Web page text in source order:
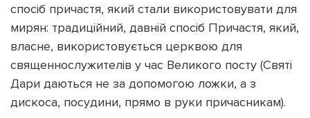
спосіб причастя, який стали використовувати для
мирян: традиційний, давній спосіб Причастя, який,
власне, використовується церквою для
священнослужителів у час Великого посту (Святі
Дари даються не за допомогою ложки, а з
дискоса, посудини, прямо в руки причасникам).